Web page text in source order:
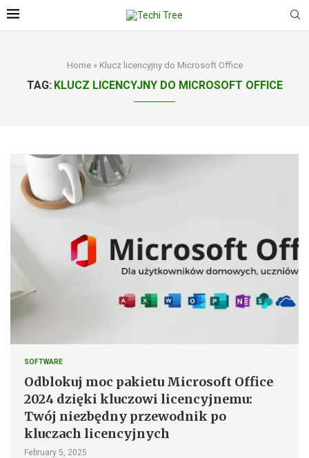
Home» Klucz licencyjny do Microsoft Office
TAG: KLUCZ LICENCYJNY DO MICROSOFT OFFICE
SOFTWARE
Odblokuj moc pakietu Microsoft Office
2024 dzięki kluczowi licencyjnemu:
Twój niezbędny przewodnik po
kluczach licencyjnych
February 5, 2025